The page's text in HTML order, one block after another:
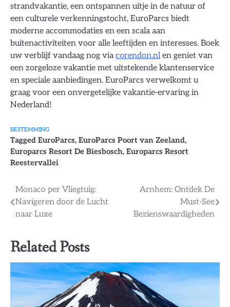
strandvakantie, een ontspannen uitje in de natuur of
een culturele verkenningstocht, EuroParcs biedt
moderne accommodaties en een scala aan
buitenactiviteiten voor alle leeftijden en interesses. Boek
uw verblijf vandaag nog viacorendon.nlen geniet van
een zorgeloze vakantie met uitstekende klantenservice
en speciale aanbiedingen. EuroParcs verwelkomt u
graag voor een onvergetelijke vakantie-ervaring in
Nederland!
BESTEMMING
Tagged EuroParcs, EuroParcs Poort van Zeeland,
Europarcs Resort De Biesbosch, Europarcs Resort
Reestervallei
Bericht
navigatie
Monaco per Vliegtuig:
Navigeren door de Lucht
naar Luxe
Arnhem: Ontdek De
Must-See
Bezienswaardigheden
Related Posts